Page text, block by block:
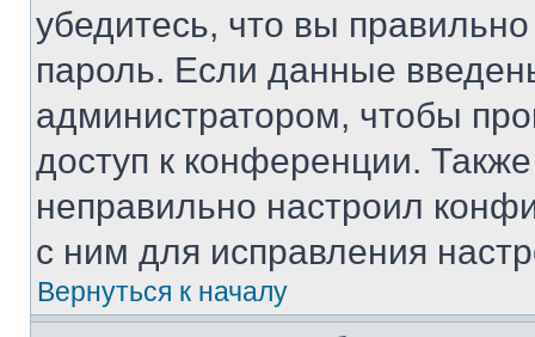
убедитесь, что вы
пароль. Если данные
администратором, чтобы
доступ к конференции.
неправильно настроил
с ним для исправления
Вернуться к началу